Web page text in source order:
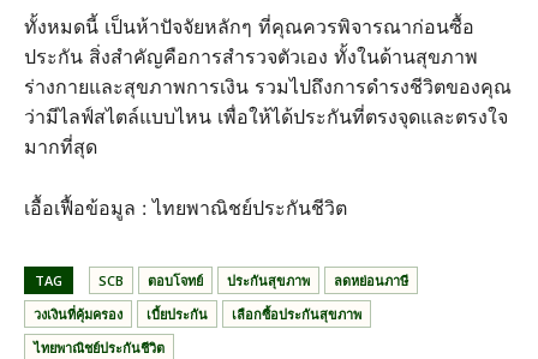
ทั้งหมดนี้ เป็นห้าปัจจัยหลักๆ ที่คุณควรพิจารณาก่อนซื้อ
ประกัน สิ่งสำคัญคือการสำรวจตัวเอง ทั้งในด้านสุขภาพ
ร่างกายและสุขภาพการเงิน รวมไปถึงการดำรงชีวิตของคุณ
ว่ามีไลฟ์สไตล์แบบไหน เพื่อให้ได้ประกันที่ตรงจุดและตรงใจ
มากที่สุด
เอื้อเฟื้อข้อมูล : ไทยพาณิชย์ประกันชีวิต
TAG SCB ตอบโจทย์ ประกันสุขภาพ
ลดหย่อนภาษี
วงเงินที่คุ้มครอง
เบี้ยประกัน
เลือกซื้อประกันสุขภาพ
ไทยพาณิชย์ประกันชีวิต